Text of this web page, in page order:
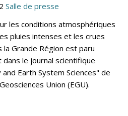
Salle de presse
les conditions atmosphériques
pluies intenses et les crues
la Grande Région est paru
le journal scientifique
Earth System Sciences" de
Union (EGU).